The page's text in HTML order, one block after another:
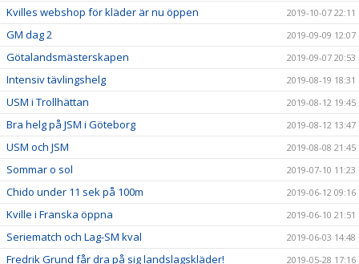
Kvilles webshop för kläder är nu öppen 2019-10-07 22:11
GM dag 2 2019-09-09 12:07
Götalandsmästerskapen 2019-09-07 20:53
Intensiv tävlingshelg 2019-08-19 18:31
USM i Trollhättan 2019-08-12 19:45
Bra helg på JSM i Göteborg 2019-08-12 13:47
USM och JSM 2019-08-08 21:45
Sommar o sol 2019-07-10 11:23
Chido under 11 sek på 100m 2019-06-12 09:16
Kville i Franska öppna 2019-06-10 21:51
Seriematch och Lag-SM kval 2019-06-03 14:48
Fredrik Grund får dra på sig landslagskläder! 2019-05-28 17:16